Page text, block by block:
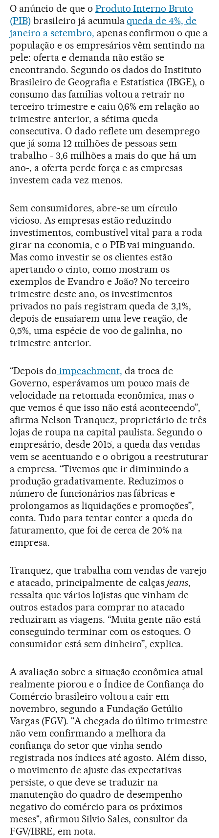
O anúncio de que o Produto Interno Bruto
(PIB) brasileiro já acumulaqueda de 4%, de
janeiro a setembro, apenas confirmou o que a
população e os empresários vêm sentindo na
pele: oferta e demanda não estão se
encontrando. Segundo os dados do Instituto
Brasileiro de Geografia e Estatística (IBGE), o
consumo das famílias voltou a retrair no
terceiro trimestre e caiu 0,6% em relação ao
trimestre anterior, a sétima queda
consecutiva. O dado reflete um desemprego
que já soma 12 milhões de pessoas sem
trabalho - 3,6 milhões a mais do que há um
ano-, a oferta perde força e as empresas
investem cada vez menos.
Sem consumidores, abre-se um círculo
vicioso. As empresas estão reduzindo
investimentos, combustível vital para a roda
girar na economia, e o PIB vai minguando.
Mas como investir se os clientes estão
apertando o cinto, como mostram os
exemplos de Evandro e João? No terceiro
trimestre deste ano, os investimentos
privados no país registram queda de 3,1%,
depois de ensaiarem uma leve reação, de
0,5%, uma espécie de voo de galinha, no
trimestre anterior.
“Depois do impeachment, da troca de
Governo, esperávamos um pouco mais de
velocidade na retomada econômica, mas o
que vemos é que isso não está acontecendo”,
afirma Nelson Tranquez, proprietário de três
lojas de roupa na capital paulista. Segundo o
empresário, desde 2015, a queda das vendas
vem se acentuando e o obrigou a reestruturar
a empresa. “Tivemos que ir diminuindo a
produção gradativamente. Reduzimos o
número de funcionários nas fábricas e
prolongamos as liquidações e promoções”,
conta. Tudo para tentar conter a queda do
faturamento, que foi de cerca de 20% na
empresa.
Tranquez, que trabalha com vendas de varejo
e atacado, principalmente de calçasjeans,
ressalta que vários lojistas que vinham de
outros estados para comprar no atacado
reduziram as viagens. “Muita gente não está
conseguindo terminar com os estoques. O
consumidor está sem dinheiro”, explica.
A avaliação sobre a situação econômica atual
realmente piorou e o Índice de Confiança do
Comércio brasileiro voltou a cair em
novembro, segundo a Fundação Getúlio
Vargas (FGV). "A chegada do último trimestre
não vem confirmando a melhora da
confiança do setor que vinha sendo
registrada nos índices até agosto. Além disso,
o movimento de ajuste das expectativas
persiste, o que deve se traduzir na
manutenção do quadro de desempenho
negativo do comércio para os próximos
meses", afirmou Silvio Sales, consultor da
FGV/IBRE, em nota.